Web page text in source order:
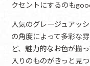
クセントにするのも
人気のグレージュアッ
の角度によって多彩な
ど、魅力的なお色が揃
入りのものがきっと見